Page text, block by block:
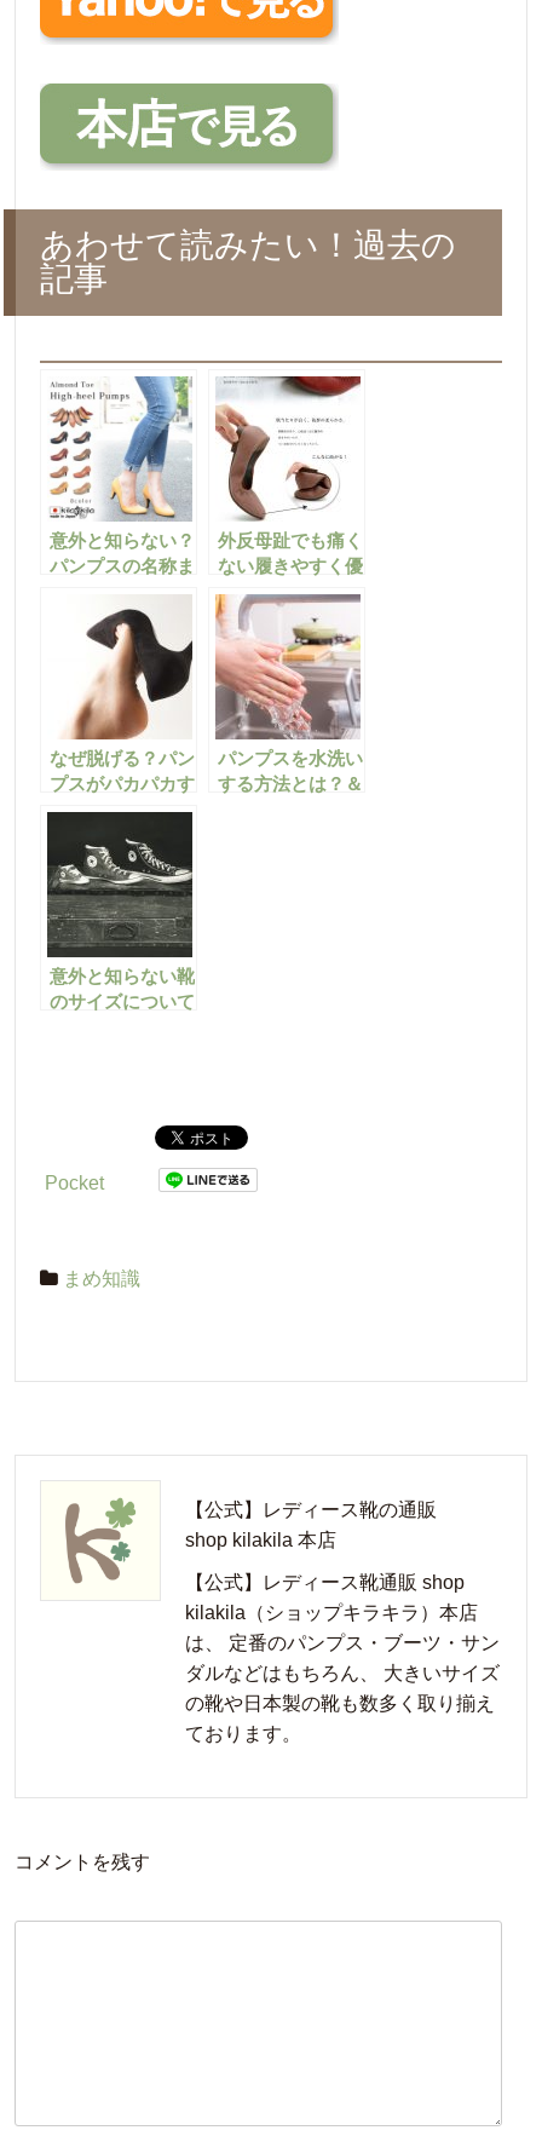
あわせて読みたい！過去の
記事
意外と知らない？
パンプスの名称ま
とめてみました！
外反母趾でも痛く
ない履きやすく優
しいパンプスの選
び方！
なぜ脱げる？パン
プスがパカパカす
る理由まとめ
パンプスを水洗い
する方法とは？＆
意外と知らない靴
のサイズについて
Pocket
まめ知識
【公式】レディース靴の通販
shop kilakila 本店
【公式】レディース靴通販 shop
kilakila（ショップキラキラ）本店
は、 定番のパンプス・ブーツ・サン
ダルなどはもちろん、 大きいサイズ
の靴や日本製の靴も数多く取り揃え
ております。
コメントを残す